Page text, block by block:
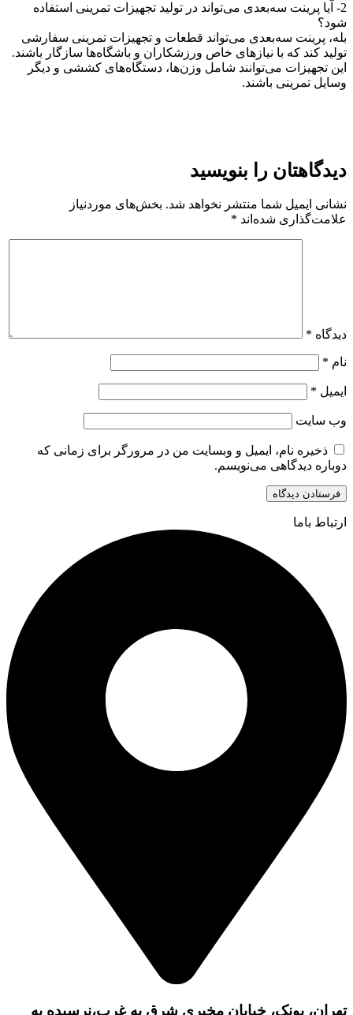
2- آیا پرینت سه‌بعدی می‌تواند در تولید تجهیزات تمرینی استفاده
شود؟
بله، پرینت سه‌بعدی می‌تواند قطعات و تجهیزات تمرینی سفارشی
تولید کند که با نیازهای خاص ورزشکاران و باشگاه‌ها سازگار باشند.
این تجهیزات می‌توانند شامل وزن‌ها، دستگاه‌های کششی و دیگر
وسایل تمرینی باشند.
دیدگاهتان را بنویسید
نشانی ایمیل شما منتشر نخواهد شد. بخش‌های موردنیاز
علامت‌گذاری شده‌اند *
دیدگاه *
نام *
ایمیل *
وب‌ سایت
ذخیره نام، ایمیل و وبسایت من در مرورگر برای زمانی که
دوباره دیدگاهی می‌نویسم.
ارتباط باما
تهران، پونک، خیابان مخبری شرق به غرب،نرسیده به